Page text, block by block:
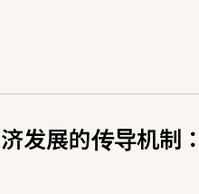
发展的传导机制